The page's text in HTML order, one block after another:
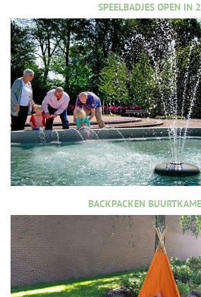
SPEELBADJES OPEN IN
BACKPACKEN